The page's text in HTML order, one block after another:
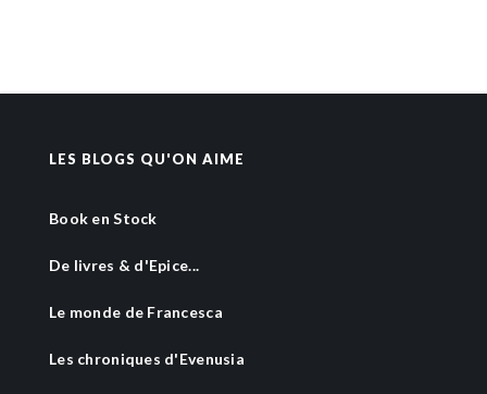
LES BLOGS QU'ON AIME
Book en Stock
De livres & d'Epice...
Le monde de Francesca
Les chroniques d'Evenusia